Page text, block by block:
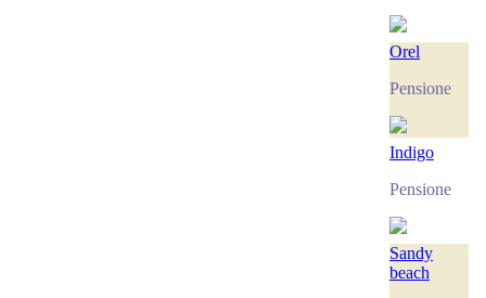
Orel
Pensione
Indigo
Pensione
Sandy
beach